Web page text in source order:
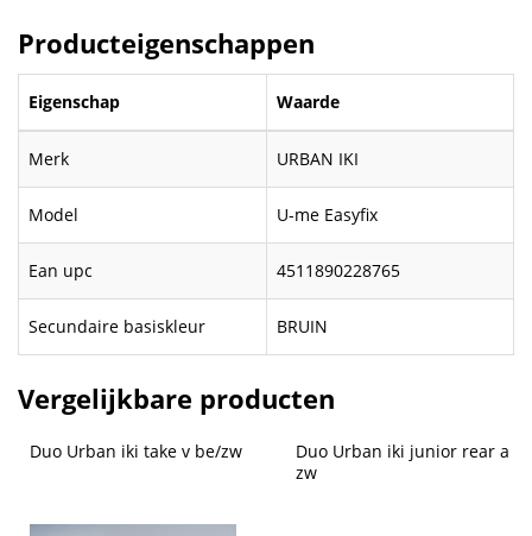
Producteigenschappen
Eigenschap Waarde
Merk URBAN IKI
Model U-me Easyfix
Ean upc 4511890228765
Secundaire basiskleur BRUIN
Vergelijkbare producten
Duo Urban iki take v be/zw
Duo Urban iki junior rear a
zw